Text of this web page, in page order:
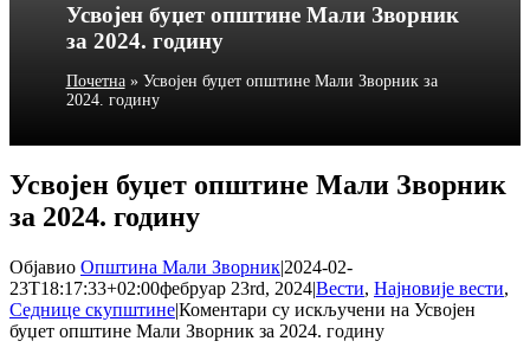
Усвојен буџет општине Мали Зворник
за 2024. годину
Почетна» Усвојен буџет општине Мали Зворник за
2024. годину
Усвојен буџет општине Мали Зворник
за 2024. годину
Објавио Општина Мали Зворник|2024-02-
23T18:17:33+02:00фебруар 23rd, 2024|Вести, Најновије вести,
Седнице скупштине|Коментари су искључени на Усвојен
буџет општине Мали Зворник за 2024. годину